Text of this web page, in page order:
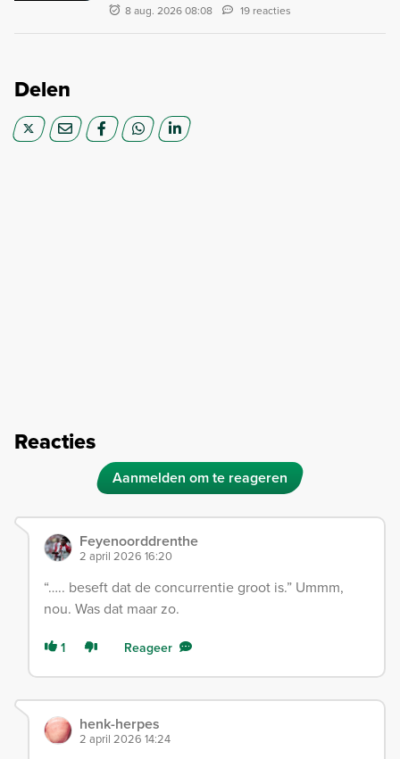
8 aug. 2026 08:08 19 reacties
Delen
Reacties
Aanmelden om te reageren
Feyenoorddrenthe
2 april 2026 16:20
“….. beseft dat de concurrentie groot is.” Ummm,
nou. Was dat maar zo.
1 Reageer
henk-herpes
2 april 2026 14:24